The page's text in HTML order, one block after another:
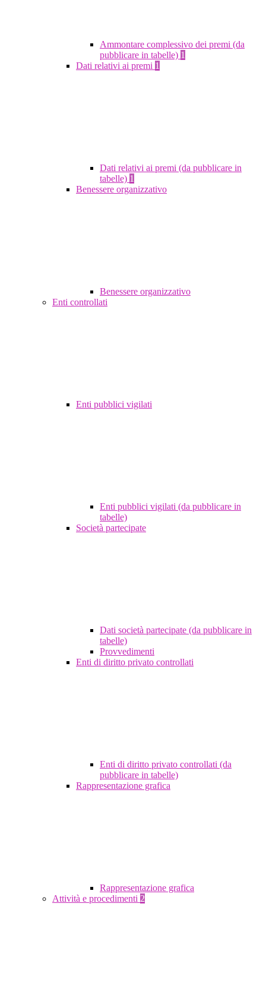
Ammontare complessivo dei premi (da
pubblicare in tabelle) 1
Dati relativi ai premi 1
Dati relativi ai premi (da pubblicare in
tabelle) 1
Benessere organizzativo
Benessere organizzativo
Enti controllati
Enti pubblici vigilati
Enti pubblici vigilati (da pubblicare in
tabelle)
Società partecipate
Dati società partecipate (da pubblicare in
tabelle)
Provvedimenti
Enti di diritto privato controllati
Enti di diritto privato controllati (da
pubblicare in tabelle)
Rappresentazione grafica
Rappresentazione grafica
Attività e procedimenti 2